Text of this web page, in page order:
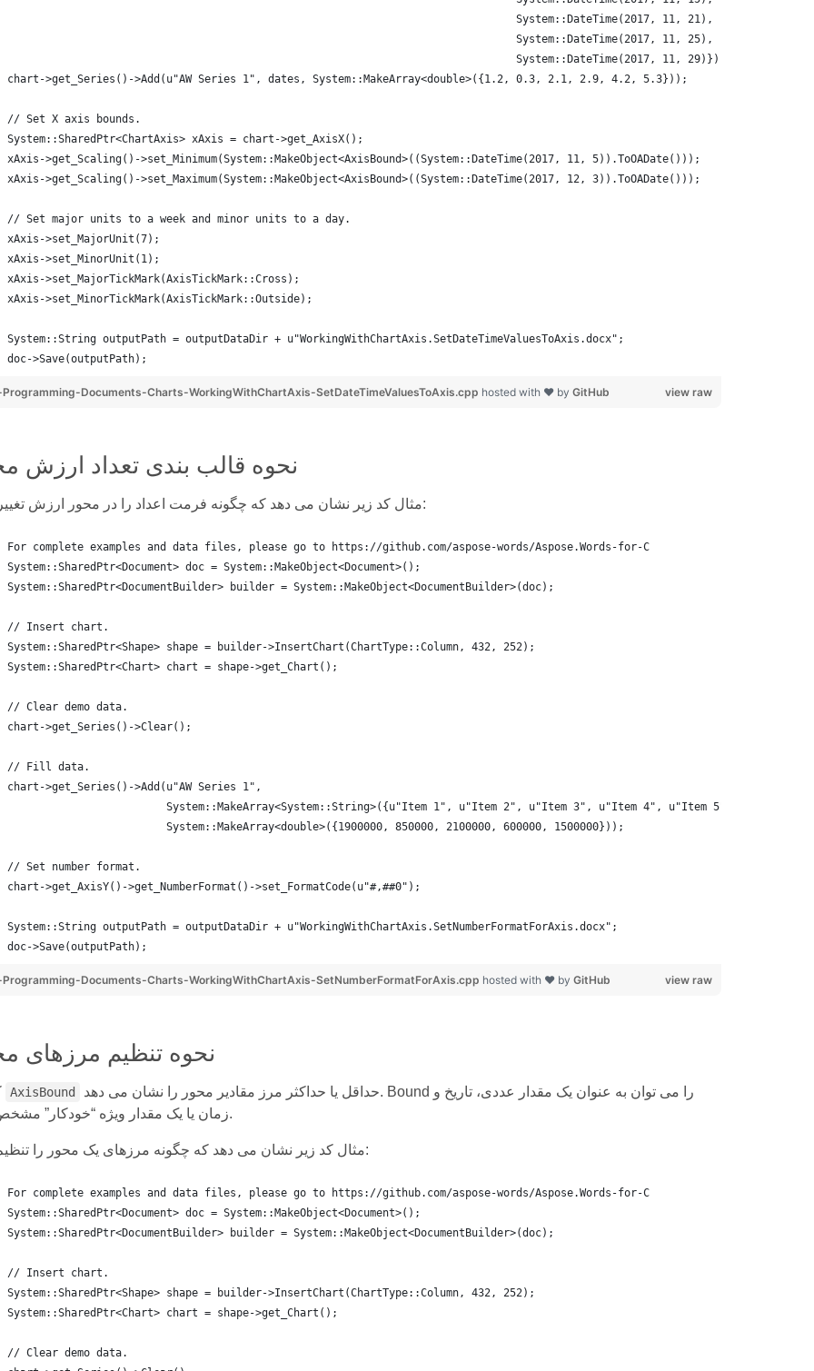
                                                                                System::DateTime(2017, 11, 21),
                                                                                System::DateTime(2017, 11, 25),
                                                                                System::DateTime(2017, 11, 29)});
chart->get_Series()->Add(u"AW Series 1", dates, System::MakeArray<double>({1.2, 0.3, 2.1, 2.9, 4.2, 5.3}));
// Set X axis bounds.
System::SharedPtr<ChartAxis> xAxis = chart->get_AxisX();
xAxis->get_Scaling()->set_Minimum(System::MakeObject<AxisBound>((System::DateTime(2017, 11, 5)).ToOADate()));
xAxis->get_Scaling()->set_Maximum(System::MakeObject<AxisBound>((System::DateTime(2017, 12, 3)).ToOADate()));
// Set major units to a week and minor units to a day.
xAxis->set_MajorUnit(7);
xAxis->set_MinorUnit(1);
xAxis->set_MajorTickMark(AxisTickMark::Cross);
xAxis->set_MinorTickMark(AxisTickMark::Outside);
System::String outputPath = outputDataDir + u"WorkingWithChartAxis.SetDateTimeValuesToAxis.docx";
doc->Save(outputPath);
view raw
Documents-Charts-WorkingWithChartAxis-SetDateTimeValuesToAxis.cpp hosted with ❤ by GitHub
مثال کد زیر نشان می دهد که چگونه فرمت اعداد را در محور ارزش تغییر دهید:
For complete examples and data files, please go to https://github.com/aspose-words/Aspose.Words-for-C
System::SharedPtr<Document> doc = System::MakeObject<Document>();
System::SharedPtr<DocumentBuilder> builder = System::MakeObject<DocumentBuilder>(doc);
// Insert chart.
System::SharedPtr<Shape> shape = builder->InsertChart(ChartType::Column, 432, 252);
System::SharedPtr<Chart> chart = shape->get_Chart();
// Clear demo data.
chart->get_Series()->Clear();
// Fill data.
chart->get_Series()->Add(u"AW Series 1",
                         System::MakeArray<System::String>({u"Item 1", u"Item 2", u"Item 3", u"Item 4", u"Item 5"}),
                         System::MakeArray<double>({1900000, 850000, 2100000, 600000, 1500000}));
// Set number format.
chart->get_AxisY()->get_NumberFormat()->set_FormatCode(u"#,##0");
System::String outputPath = outputDataDir + u"WorkingWithChartAxis.SetNumberFormatForAxis.docx";
doc->Save(outputPath);
view raw
Documents-Charts-WorkingWithChartAxis-SetNumberFormatForAxis.cpp hosted with ❤ by GitHub
کلاس AxisBound
زمان یا یک مقدار ویژه “خودکار” مشخص کرد.
مثال کد زیر نشان می دهد که چگونه مرزهای یک محور را تنظیم کنید:
For complete examples and data files, please go to https://github.com/aspose-words/Aspose.Words-for-C
System::SharedPtr<Document> doc = System::MakeObject<Document>();
System::SharedPtr<DocumentBuilder> builder = System::MakeObject<DocumentBuilder>(doc);
// Insert chart.
System::SharedPtr<Shape> shape = builder->InsertChart(ChartType::Column, 432, 252);
System::SharedPtr<Chart> chart = shape->get_Chart();
// Clear demo data.